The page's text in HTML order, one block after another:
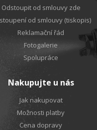
Odstoupit od smlouvy zde
od smlouvy (tiskopis)
Reklamační řád
Fotogalerie
Spolupráce
Nakupujte u nás
Jak nakupovat
Možnosti platby
Cena dopravy